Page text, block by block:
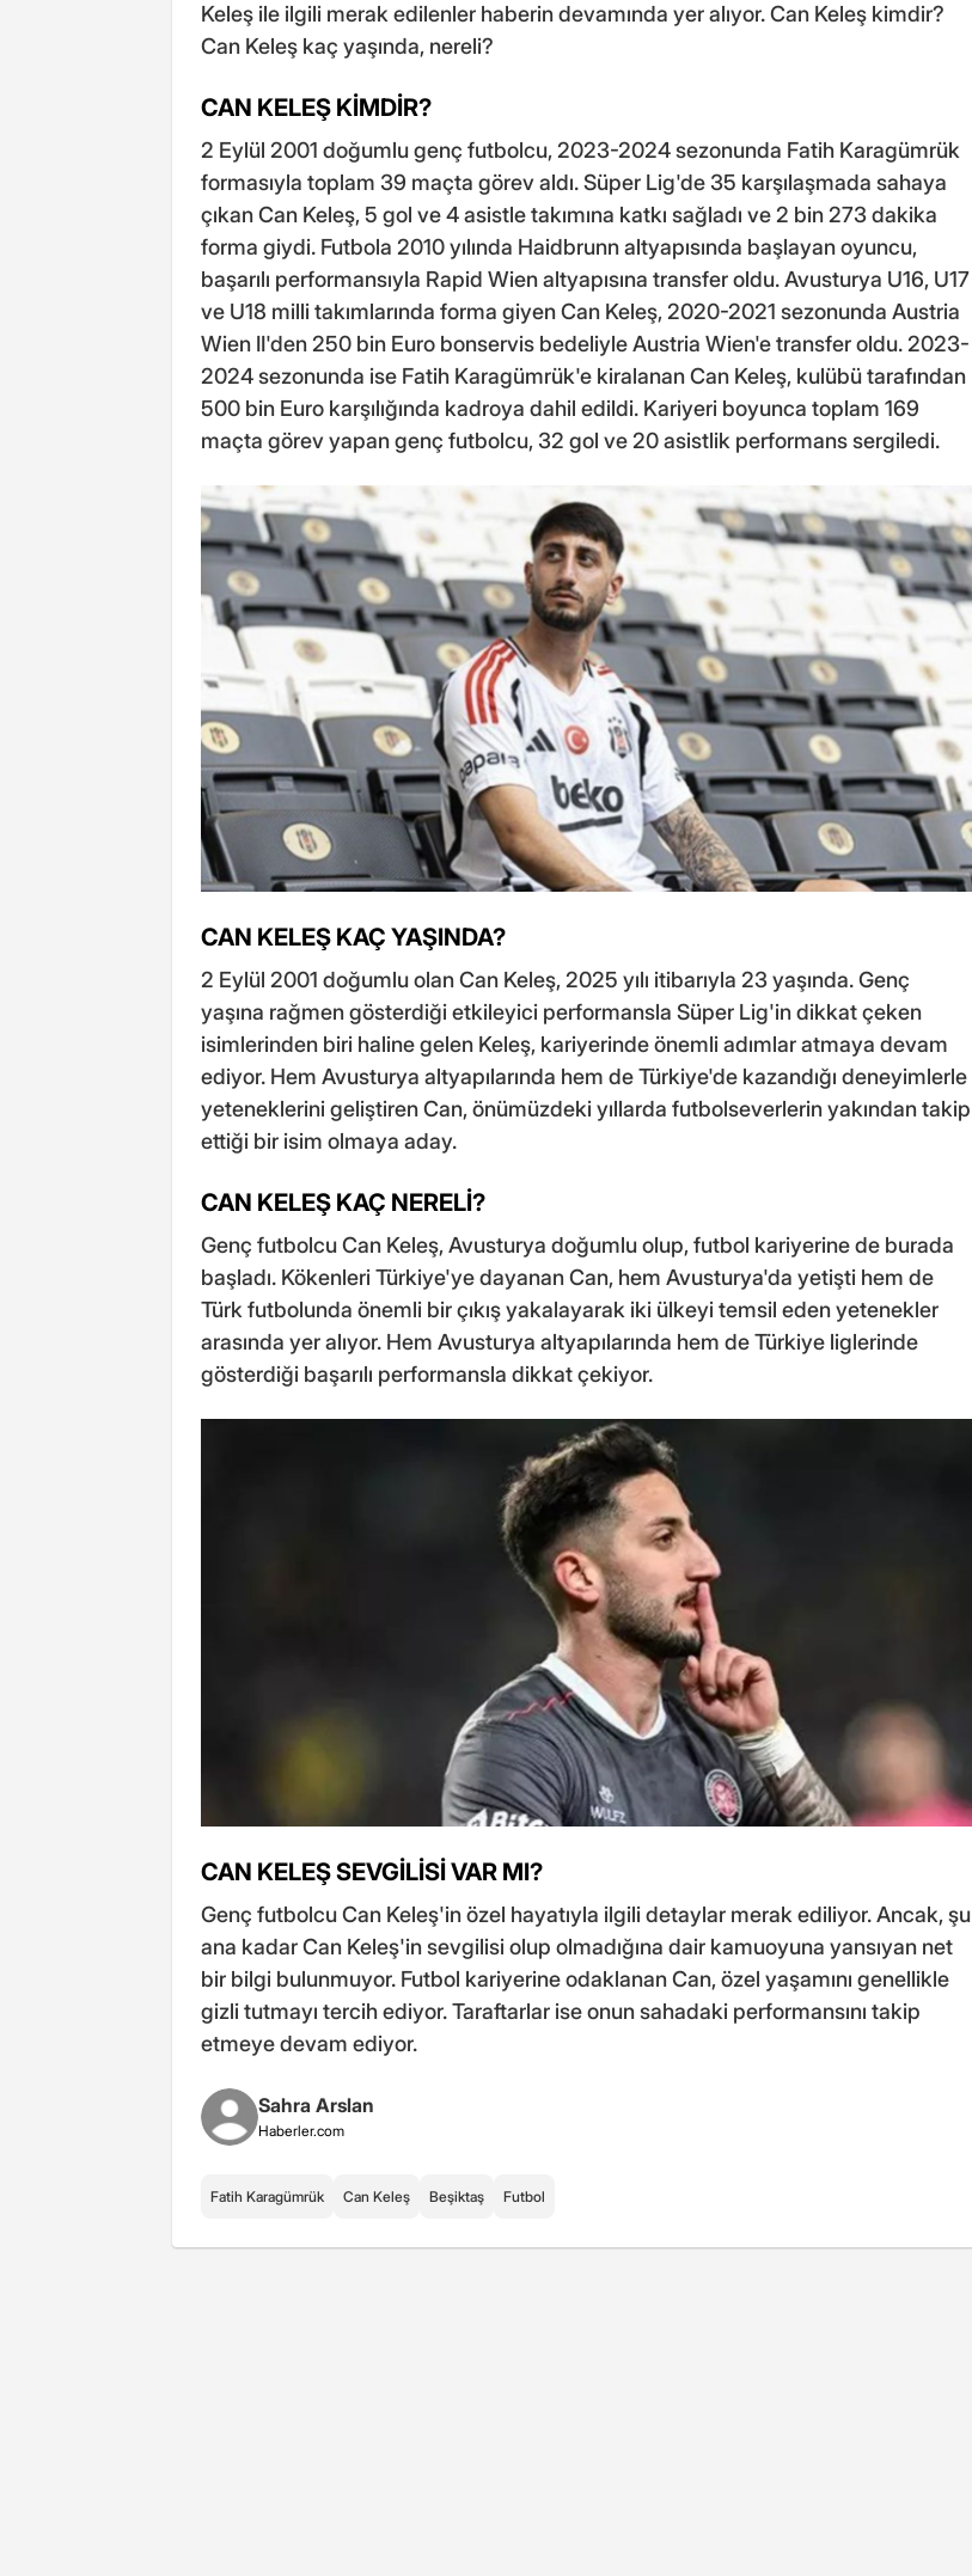
Keleş ile ilgili merak edilenler haberin devamında yer alıyor. Can Keleş kimdir?
Can Keleş kaç yaşında, nereli?
CAN KELEŞ KİMDİR?
2 Eylül 2001 doğumlu genç futbolcu, 2023-2024 sezonunda Fatih Karagümrük
formasıyla toplam 39 maçta görev aldı. Süper Lig'de 35 karşılaşmada sahaya
çıkan Can Keleş, 5 gol ve 4 asistle takımına katkı sağladı ve 2 bin 273 dakika
forma giydi. Futbola 2010 yılında Haidbrunn altyapısında başlayan oyuncu,
başarılı performansıyla Rapid Wien altyapısına transfer oldu. Avusturya U16, U17
ve U18 milli takımlarında forma giyen Can Keleş, 2020-2021 sezonunda Austria
Wien II'den 250 bin Euro bonservis bedeliyle Austria Wien'e transfer oldu. 2023-
2024 sezonunda ise Fatih Karagümrük'e kiralanan Can Keleş, kulübü tarafından
500 bin Euro karşılığında kadroya dahil edildi. Kariyeri boyunca toplam 169
maçta görev yapan genç futbolcu, 32 gol ve 20 asistlik performans sergiledi.
CAN KELEŞ KAÇ YAŞINDA?
2 Eylül 2001 doğumlu olan Can Keleş, 2025 yılı itibarıyla 23 yaşında. Genç
yaşına rağmen gösterdiği etkileyici performansla Süper Lig'in dikkat çeken
isimlerinden biri haline gelen Keleş, kariyerinde önemli adımlar atmaya devam
ediyor. Hem Avusturya altyapılarında hem de Türkiye'de kazandığı deneyimlerle
yeteneklerini geliştiren Can, önümüzdeki yıllarda futbolseverlerin yakından takip
ettiği bir isim olmaya aday.
CAN KELEŞ KAÇ NERELİ?
Genç futbolcu Can Keleş, Avusturya doğumlu olup, futbol kariyerine de burada
başladı. Kökenleri Türkiye'ye dayanan Can, hem Avusturya'da yetişti hem de
Türk futbolunda önemli bir çıkış yakalayarak iki ülkeyi temsil eden yetenekler
arasında yer alıyor. Hem Avusturya altyapılarında hem de Türkiye liglerinde
gösterdiği başarılı performansla dikkat çekiyor.
CAN KELEŞ SEVGİLİSİ VAR MI?
Genç futbolcu Can Keleş'in özel hayatıyla ilgili detaylar merak ediliyor. Ancak, şu
ana kadar Can Keleş'in sevgilisi olup olmadığına dair kamuoyuna yansıyan net
bir bilgi bulunmuyor. Futbol kariyerine odaklanan Can, özel yaşamını genellikle
gizli tutmayı tercih ediyor. Taraftarlar ise onun sahadaki performansını takip
etmeye devam ediyor.
Sahra Arslan
Haberler.com
Fatih Karagümrük Can Keleş Beşiktaş Futbol